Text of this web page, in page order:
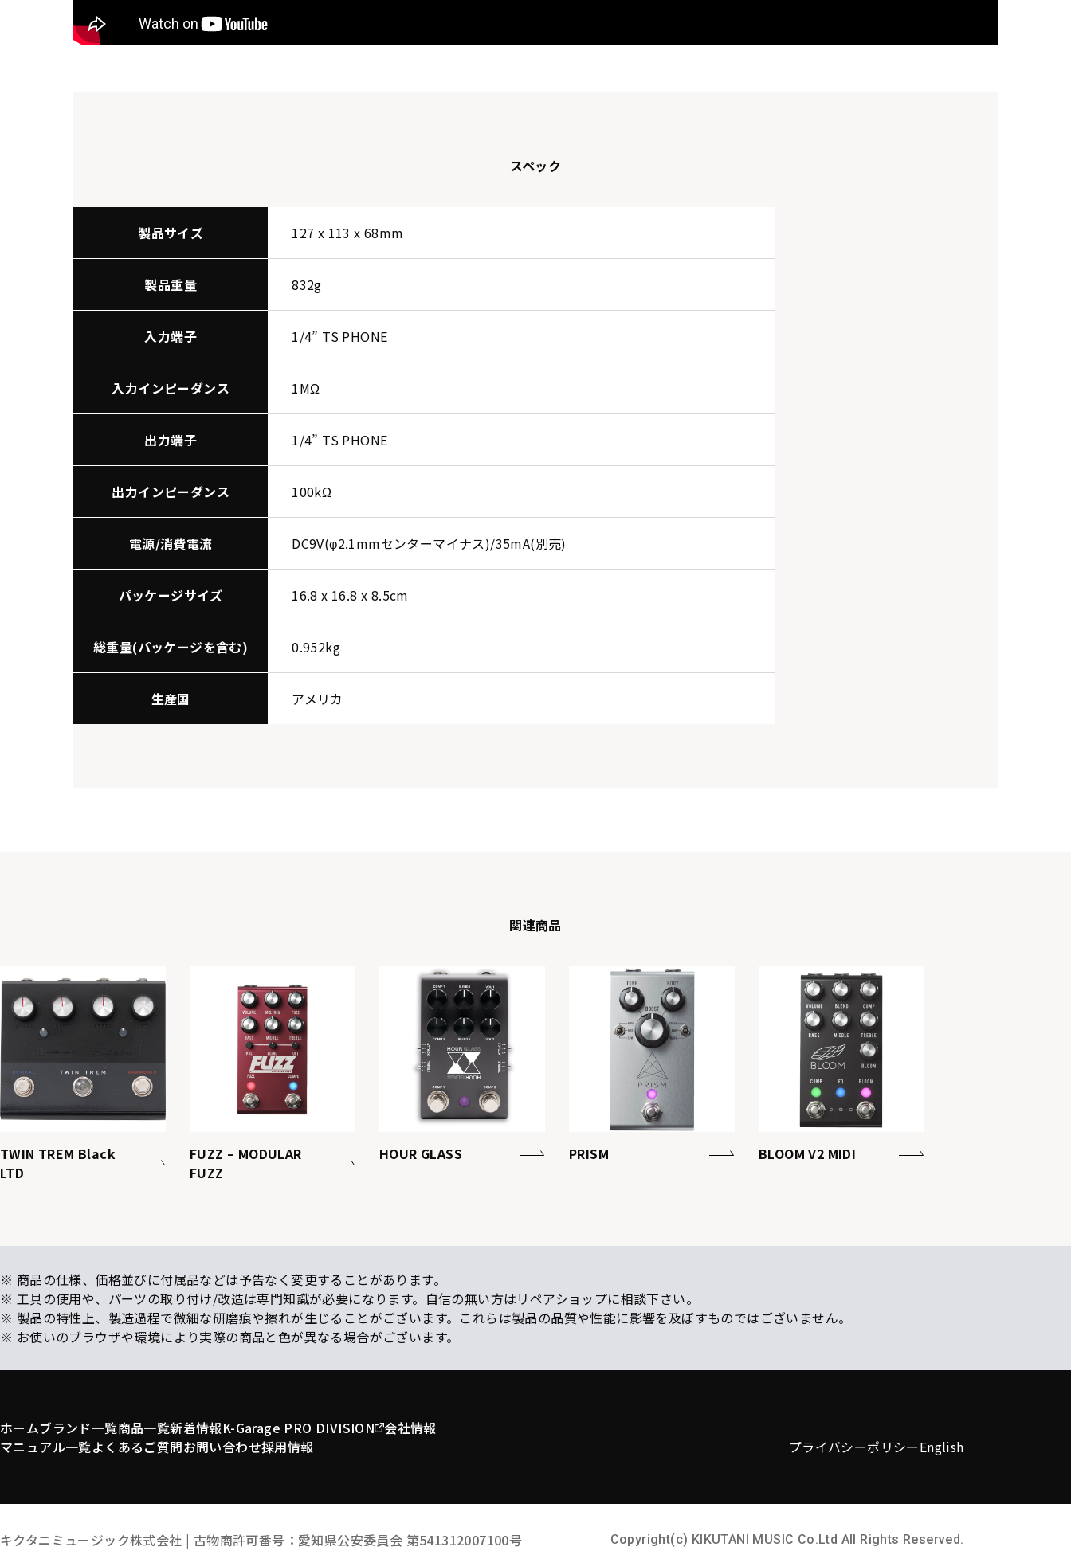
スペック
製品サイズ 127 x 113 x 68mm
製品重量 832g
入力端子 1/4” TS PHONE
入力インピーダンス 1MΩ
出力端子 1/4” TS PHONE
出力インピーダンス 100kΩ
電源/消費電流 DC9V(φ2.1mmセンターマイナス)/35mA(別売)
パッケージサイズ 16.8 x 16.8 x 8.5cm
総重量(パッケージを含む) 0.952kg
生産国 アメリカ
関連商品
TWIN TREM Black
LTD
FUZZ – MODULAR
FUZZ
HOUR GLASS PRISM BLOOM V2 MIDI
※ 商品の仕様、価格並びに付属品などは予告なく変更することがあります。
※ 工具の使用や、パーツの取り付け/改造は専門知識が必要になります。自信の無い方はリペアショップに相談下さい。
※ 製品の特性上、製造過程で微細な研磨痕や擦れが生じることがございます。これらは製品の品質や性能に影響を及ぼすものではございません。
※ お使いのブラウザや環境により実際の商品と色が異なる場合がございます。
ホームブランド一覧商品一覧新着情報K-Garage PRO DIVISION 会社情報
マニュアル一覧よくあるご質問お問い合わせ採用情報 プライバシーポリシーEnglish
キクタニミュージック株式会社 | 古物商許可番号：愛知県公安委員会 第541312007100号 Copyright(c) KIKUTANI MUSIC Co.Ltd All Rights Reserved.